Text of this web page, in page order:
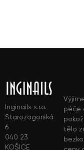
Inginails s.r.o.
Starozagorská
6
040 23
KOŠICE
péče
tělo